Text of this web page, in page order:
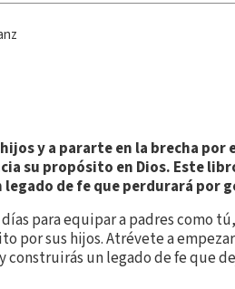
y a pararte en la brecha por
su propósito en Dios. Este
de fe que perdurará por
para equipar a padres como
por sus hijos. Atrévete a
un legado de fe que